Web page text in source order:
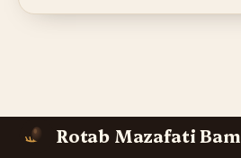
Rotab Mazafati Bam